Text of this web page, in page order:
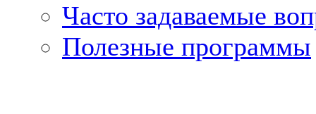
Часто задаваемые
Полезные программы